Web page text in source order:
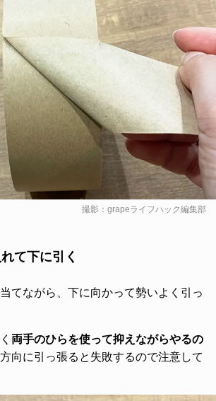
撮影：grapeライフハック編集部
て下に引く
てながら、下に向かって勢いよく引っ
両手のひらを使って抑えながらやるの
向に引っ張ると失敗するので注意して